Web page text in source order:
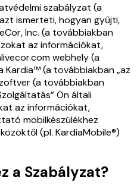
szabályzat (a
ismerteti, hogyan gyűjti,
Inc. (a továbbiakban
az információkat,
webhely (a
Kardia™ (a továbbiakban „az
(a továbbiakban
Ön általi
az információkat,
mobilkészülékhez
(pl. KardiaMobile®)
a Szabályzat?